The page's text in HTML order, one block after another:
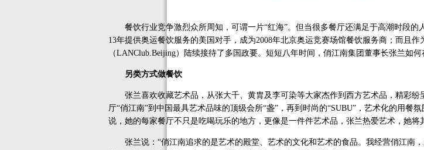
餐饮行业竞争激烈众所周知，可谓一片“红海”。但当很多餐厅还满足于高潮时段的
13年提供奥运餐饮服务的美国对手，成为2008年北京奥运竞赛场馆餐饮服务商；而且作
（LANClub.Beijing）陆续接待了多国政要。短短八年时间，俏江南集团董事长张兰如
另类方式做餐饮
张兰喜欢收藏艺术品，从张大千、黄胄及李可染等大家杰作到西方艺术品，精彩纷
厅“俏江南”到中国最具艺术品味的顶级会所“盏”，再到时尚的“SUBU”，艺术化的用餐
说，她的每家餐厅不只是吃喝玩乐的地方，更像是一件件艺术品，张兰热爱艺术，她将
张兰说：“俏江南追求的是艺术的殿堂、艺术的文化和艺术的食品。我经营俏江南